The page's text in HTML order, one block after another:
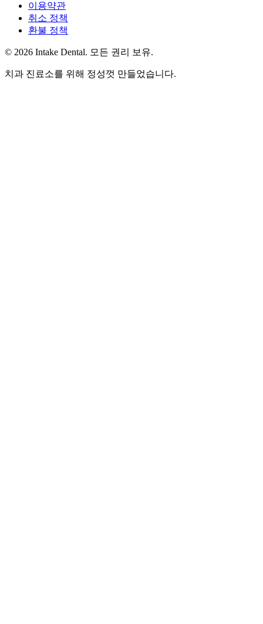
이용약관
취소 정책
환불 정책
© 2026 Intake Dental. 모든 권리 보유.
치과 진료소를 위해 정성껏 만들었습니다.